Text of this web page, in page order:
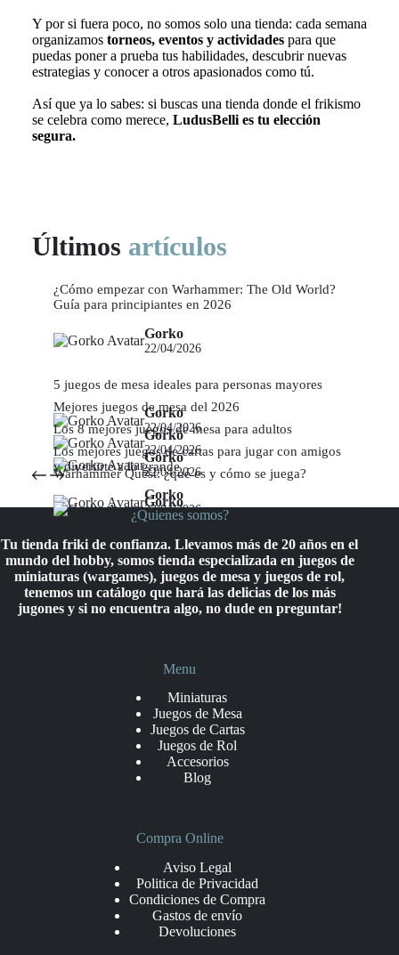
Y por si fuera poco, no somos solo una tienda: cada semana
organizamos torneos, eventos y actividadespara que
puedas poner a prueba tus habilidades, descubrir nuevas
estrategias y conocer a otros apasionados como tú.
Así que ya lo sabes: si buscas una tienda donde el frikismo
se celebra como merece, LudusBelli es tu elección
segura.
Últimos artículos
¿Cómo empezar con Warhammer: The Old World?
Guía para principiantes en 2026
Gorko
22/04/2026
5 juegos de mesa ideales para personas mayores
Gorko
22/04/2026
Mejores juegos de mesa del 2026
Gorko
22/04/2026
Los 8 mejores juegos de mesa para adultos
Gorko
22/04/2026
Los mejores juegos de cartas para jugar con amigos
y divertirte a lo grande
Gorko
22/04/2026
Warhammer Quest: ¿qué es y cómo se juega?
Gorko
22/04/2026
¿Quienes somos?
Tu tienda friki de confianza. Llevamos más de 20 años en el
mundo del hobby, somos tienda especializada en juegos de
miniaturas (wargames), juegos de mesa y juegos de rol,
tenemos un catálogo que hará las delicias de los más
jugones y si no encuentra algo, no dude en preguntar!
Menu
Miniaturas
Juegos de Mesa
Juegos de Cartas
Juegos de Rol
Accesorios
Blog
Compra Online
Aviso Legal
Politica de Privacidad
Condiciones de Compra
Gastos de envío
Devoluciones